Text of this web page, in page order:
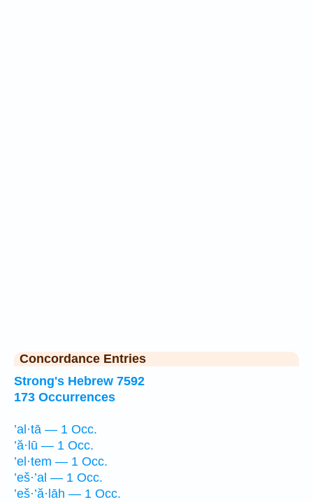
Concordance Entries
Strong's Hebrew 7592
173 Occurrences
’al·tā — 1 Occ.
’ă·lū — 1 Occ.
’el·tem — 1 Occ.
’eš·’al — 1 Occ.
’eš·’ă·lāh — 1 Occ.